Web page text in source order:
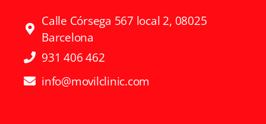
Calle Córsega 567 local 2, 08025
Barcelona
931 406 462
info@movilclinic.com